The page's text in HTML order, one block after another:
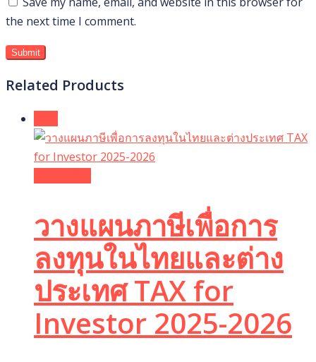
the next time I comment.
Related Products
วางแผนภาษีเพื่อการ
ลงทุนในไทยและต่าง
ประเทศ TAX for
Investor 2025-2026